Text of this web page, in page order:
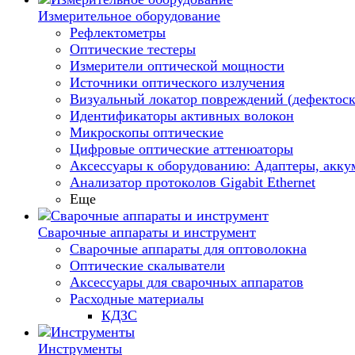
Измерительное оборудование
Рефлектометры
Оптические тестеры
Измерители оптической мощности
Источники оптического излучения
Визуальный локатор повреждений
Идентификаторы активных волокон
Микроскопы оптические
Цифровые оптические аттенюаторы
Аксессуары к оборудованию: Адаптеры,
Анализатор протоколов Gigabit Ethernet
Еще
Сварочные аппараты и инструмент
Сварочные аппараты для оптоволокна
Оптические скалыватели
Аксессуары для сварочных аппаратов
Расходные материалы
КДЗС
Инструменты